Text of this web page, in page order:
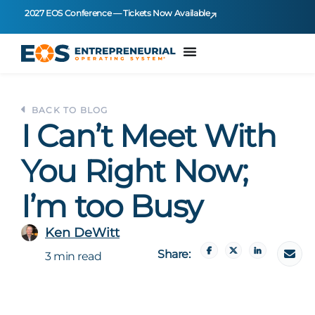
2027 EOS Conference — Tickets Now Available
BACK TO BLOG
I Can’t Meet With
You Right Now;
I’m too Busy
Ken DeWitt
3 min read Share: